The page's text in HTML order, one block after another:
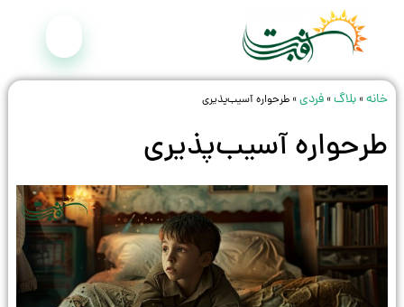
خانه» بلاگ» فردی» طرحواره آسیب‌پذیری
طرحواره آسیب‌پذیری